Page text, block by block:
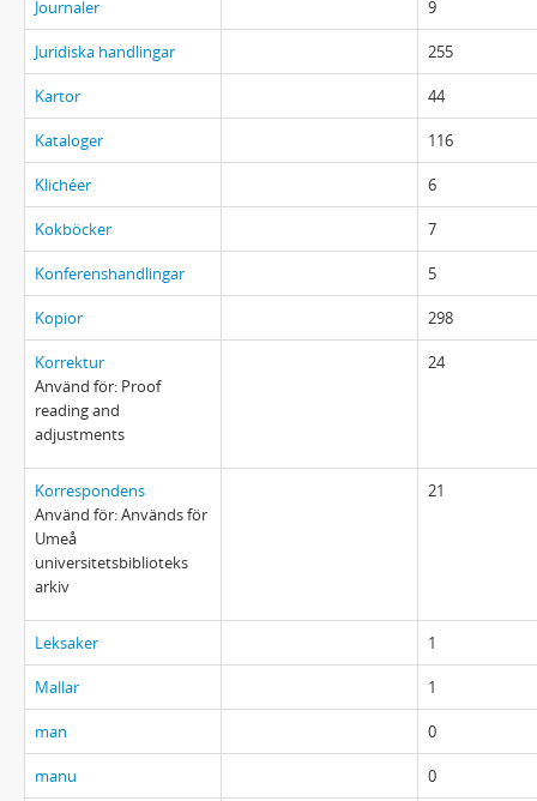
Journaler 9
Juridiska handlingar 255
Kartor 44
Kataloger 116
Klichéer 6
Kokböcker 7
Konferenshandlingar 5
Kopior 298
Korrektur
Använd för: Proof
reading and
adjustments
24
Korrespondens
Använd för: Används för
Umeå
universitetsbiblioteks
arkiv
21
Leksaker 1
Mallar 1
man 0
manu 0